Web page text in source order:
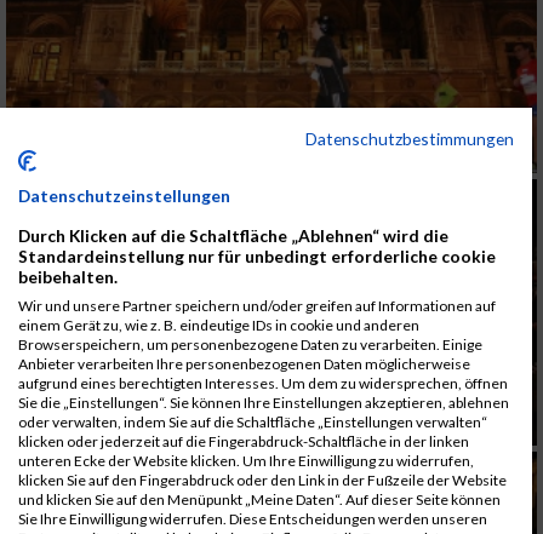
Datenschutzbestimmungen
Datenschutzeinstellungen
Durch Klicken auf die Schaltfläche „Ablehnen“ wird die
Standardeinstellung nur für unbedingt erforderliche cookie
beibehalten.
Wir und unsere Partner speichern und/oder greifen auf Informationen auf
einem Gerät zu, wie z. B. eindeutige IDs in cookie und anderen
Browserspeichern, um personenbezogene Daten zu verarbeiten. Einige
Anbieter verarbeiten Ihre personenbezogenen Daten möglicherweise
aufgrund eines berechtigten Interesses. Um dem zu widersprechen, öffnen
Sie die „Einstellungen“. Sie können Ihre Einstellungen akzeptieren, ablehnen
oder verwalten, indem Sie auf die Schaltfläche „Einstellungen verwalten“
klicken oder jederzeit auf die Fingerabdruck-Schaltfläche in der linken
unteren Ecke der Website klicken. Um Ihre Einwilligung zu widerrufen,
klicken Sie auf den Fingerabdruck oder den Link in der Fußzeile der Website
und klicken Sie auf den Menüpunkt „Meine Daten“. Auf dieser Seite können
Sie Ihre Einwilligung widerrufen. Diese Entscheidungen werden unseren